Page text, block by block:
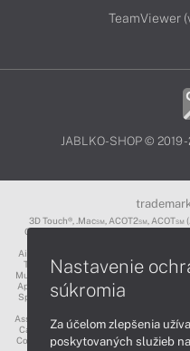
TeamViewer
JABLKO-SHOP © 2019
3D Touch®, .Mac℠, ACOT2℠, ACOT℠
Camp℠, AirDrop®, AirMac®, AirPlay
Express®, AirPort Extreme®, AirPort
AirTunes™, Animoji®, Aperture®, App
Trainer℠, Apple Cinema Display®,
Music®, Apple News®, Apple Pay®,
Apple Studio Display™, Apple TV®,
Sport™, Apple Watch®, Apple®,
AppleScript®, AppleShare®,
AssistiveTouch®, Back to My Mac®,
Carbon®, CareKit®, CarPlay®, Cinema
ColorSync logo®, ColorSync®, Complete
Nastavenie
súkromia
Za účelom zlepšenia
poskytovaných služieb